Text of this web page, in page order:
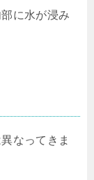
に水が浸み
なってきま